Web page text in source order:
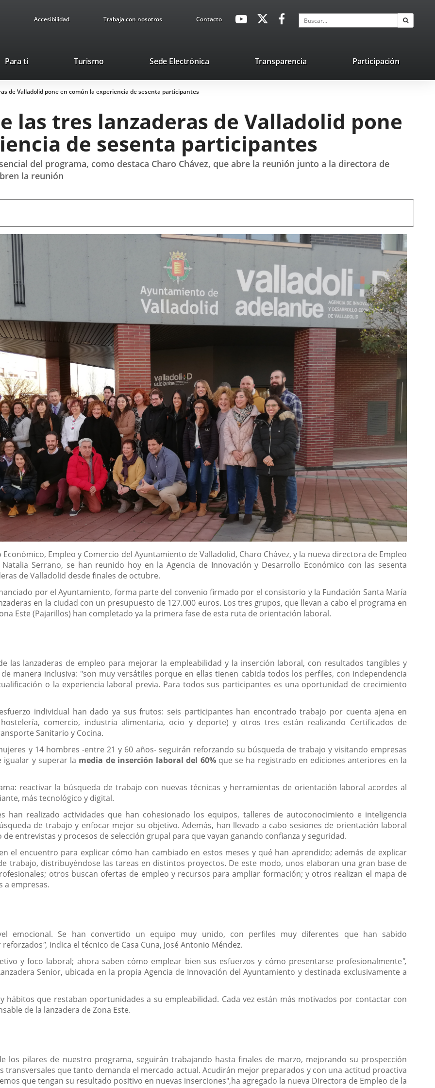
Accesibilidad Trabaja con nosotros ContactoavaHeaderSocial
Enlace
externa.
Enlace
aplicación
externa.
Enlace
aplicación
externa.
Buscar
Para ti TurismoEste
se
abrirá
ventana
Sede ElectrónicaEnlace
una
Transparencia Participación
de Valladolid pone en común la experiencia de sesenta participantes
las tres lanzaderas de Valladolid pone
de sesenta participantes
del programa, como destaca Charo Chávez, que abre la reunión junto a la directora de
la reunión
Empleo y Comercio del Ayuntamiento de Valladolid, Charo Chávez, y la nueva directora de Empleo
Serrano, se han reunido hoy en la Agencia de Innovación y Desarrollo Económico con las sesenta
de Valladolid desde finales de octubre.
por el Ayuntamiento, forma parte del convenio firmado por el consistorio y la Fundación Santa María
en la ciudad con un presupuesto de 127.000 euros. Los tres grupos, que llevan a cabo el programa en
Este (Pajarillos) han completado ya la primera fase de esta ruta de orientación laboral.
las lanzaderas de empleo para mejorar la empleabilidad y la inserción laboral, con resultados tangibles y
manera inclusiva: "son muy versátiles porque en ellas tienen cabida todos los perfiles, con independencia
o la experiencia laboral previa. Para todos sus participantes es una oportunidad de crecimiento
individual han dado ya sus frutos: seis participantes han encontrado trabajo por cuenta ajena en
comercio, industria alimentaria, ocio y deporte) y otros tres están realizando Certificados de
Sanitario y Cocina.
y 14 hombres -entre 21 y 60 años- seguirán reforzando su búsqueda de trabajo y visitando empresas
igualar y superar la media de inserción laboral del 60%que se ha registrado en ediciones anteriores en la
reactivar la búsqueda de trabajo con nuevas técnicas y herramientas de orientación laboral acordes al
más tecnológico y digital.
han realizado actividades que han cohesionado los equipos, talleres de autoconocimiento e inteligencia
de trabajo y enfocar mejor su objetivo. Además, han llevado a cabo sesiones de orientación laboral
entrevistas y procesos de selección grupal para que vayan ganando confianza y seguridad.
el encuentro para explicar cómo han cambiado en estos meses y qué han aprendido; además de explicar
trabajo, distribuyéndose las tareas en distintos proyectos. De este modo, unos elaboran una gran base de
otros buscan ofertas de empleo y recursos para ampliar formación; y otros realizan el mapa de
a empresas.
emocional. Se han convertido un equipo muy unido, con perfiles muy diferentes que han sabido
reforzados", indica el técnico de Casa Cuna, José Antonio Méndez.
y foco laboral; ahora saben cómo emplear bien sus esfuerzos y cómo presentarse profesionalmente",
Senior, ubicada en la propia Agencia de Innovación del Ayuntamiento y destinada exclusivamente a
hábitos que restaban oportunidades a su empleabilidad. Cada vez están más motivados por contactar con
de la lanzadera de Zona Este.
los pilares de nuestro programa, seguirán trabajando hasta finales de marzo, mejorando su prospección
transversales que tanto demanda el mercado actual. Acudirán mejor preparados y con una actitud proactiva
que tengan su resultado positivo en nuevas inserciones",ha agregado la nueva Directora de Empleo de la